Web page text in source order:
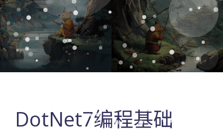
DotNet7编程基础